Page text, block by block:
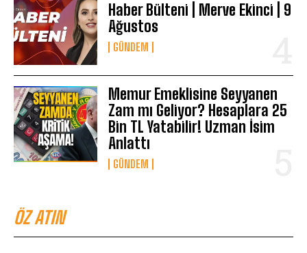
Haber Bülteni | Merve Ekinci | 9
Ağustos
GÜNDEM
Memur Emeklisine Seyyanen
Zam mı Geliyor? Hesaplara 25
Bin TL Yatabilir! Uzman İsim
Anlattı
GÜNDEM
ÖZ ATIN